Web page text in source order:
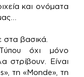
και ονόματα
βασικά.
όχι μόνο
στρίβουν. Είναι
τη «Monde», τη